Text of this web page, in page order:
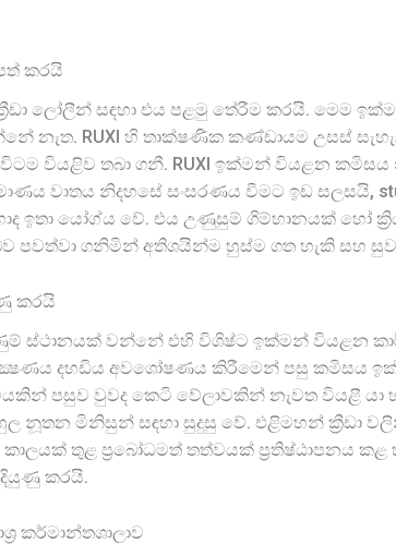
කරයි
ක්‍රීඩා ලෝලීන් සඳහා එය පළමු තේරීම කරයි. මෙම
නැත. RUXI හි තාක්ෂණික කණ්ඩායම උසස්
වියළිව තබා ගනී. RUXI ඉක්මන් වියළන කමිසය
වාතය නිදහසේ සංසරණය වීමට ඉඩ සලසයි,
ඉතා යෝග්ය වේ. එය උණුසුම් ගිම්හානයක් හෝ
පවත්වා ගනිමින් අතිශයින්ම හුස්ම ගත හැකි සහ
කරයි
ස්ථානයක් වන්නේ එහි විශිෂ්ට ඉක්මන් වියළන
දහඩිය අවශෝෂණය කිරීමෙන් පසු කමිසය
පසුව වුවද කෙටි වේලාවකින් නැවත වියළී
නූතන මිනිසුන් සඳහා සුදුසු වේ. එළිමහන් ක්‍රීඩා
තුළ ප්‍රබෝධමත් තත්වයක් ප්‍රතිෂ්ඨාපනය කළ
කරයි.
කර්මාන්තශාලාව